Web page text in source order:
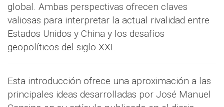
global. Ambas perspectivas ofrecen claves
valiosas para interpretar la actual rivalidad entre
Estados Unidos y China y los desafíos
geopolíticos del siglo XXI.
Esta introducción ofrece una aproximación a las
principales ideas desarrolladas por José Manuel